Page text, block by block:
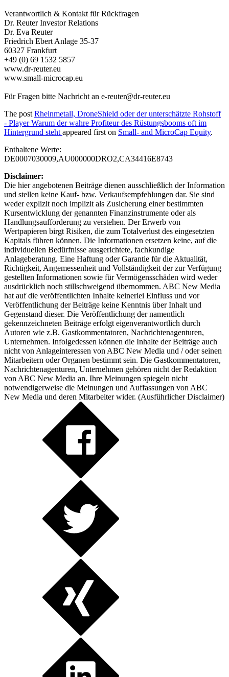
Verantwortlich & Kontakt für Rückfragen
Dr. Reuter Investor Relations
Dr. Eva Reuter
Friedrich Ebert Anlage 35-37
60327 Frankfurt
+49 (0) 69 1532 5857
www.dr-reuter.eu
www.small-microcap.eu
Für Fragen bitte Nachricht an e-reuter@dr-reuter.eu
The post Rheinmetall, DroneShield oder der unterschätzte Rohstoff
- Player Warum der wahre Profiteur des Rüstungsbooms oft im
Hintergrund steht appeared first on Small- and MicroCap Equity.
Enthaltene Werte:
DE0007030009,AU000000DRO2,CA34416E8743
Disclaimer:
Die hier angebotenen Beiträge dienen ausschließlich der Information
und stellen keine Kauf- bzw. Verkaufsempfehlungen dar. Sie sind
weder explizit noch implizit als Zusicherung einer bestimmten
Kursentwicklung der genannten Finanzinstrumente oder als
Handlungsaufforderung zu verstehen. Der Erwerb von
Wertpapieren birgt Risiken, die zum Totalverlust des eingesetzten
Kapitals führen können. Die Informationen ersetzen keine, auf die
individuellen Bedürfnisse ausgerichtete, fachkundige
Anlageberatung. Eine Haftung oder Garantie für die Aktualität,
Richtigkeit, Angemessenheit und Vollständigkeit der zur Verfügung
gestellten Informationen sowie für Vermögensschäden wird weder
ausdrücklich noch stillschweigend übernommen. ABC New Media
hat auf die veröffentlichten Inhalte keinerlei Einfluss und vor
Veröffentlichung der Beiträge keine Kenntnis über Inhalt und
Gegenstand dieser. Die Veröffentlichung der namentlich
gekennzeichneten Beiträge erfolgt eigenverantwortlich durch
Autoren wie z.B. Gastkommentatoren, Nachrichtenagenturen,
Unternehmen. Infolgedessen können die Inhalte der Beiträge auch
nicht von Anlageinteressen von ABC New Media und / oder seinen
Mitarbeitern oder Organen bestimmt sein. Die Gastkommentatoren,
Nachrichtenagenturen, Unternehmen gehören nicht der Redaktion
von ABC New Media an. Ihre Meinungen spiegeln nicht
notwendigerweise die Meinungen und Auffassungen von ABC
New Media und deren Mitarbeiter wider. (Ausführlicher Disclaimer)